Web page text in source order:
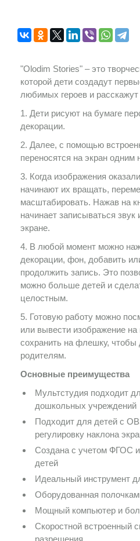
"Olodim Stories" – это
которой дети создадут
любимых героев и расскажут
1. Дети рисуют на бумаге
декорации.
2. Далее, с помощью
переносятся на экран одним
3. Когда изображения
начинают их вращать,
масштабировать. Нажав на
начинает записываться звук
экране.
4. В любой момент можно
декорации, фон, добавить
продолжить запись. Это
можно больше детей и
целостным.
5. Готовую работу можно
или вывести изображение на
сохранить на флешку, чтобы
родителям.
Основные преимущества
Мультстудия подходит
дошкольных учреждений
Подходит для детей с
регулировку наклона
Создана с учетом ФГОС и
детей
Идеальный инструмент
Оборудованная
Мощный компьютер и
Скоростной встроенный
разрешения